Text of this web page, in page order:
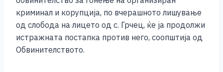
e
b
o
o
e
n
g
er
er s
A
p
l y
Li
n
e
криминал и корупција, по вчерашното лишување
од слобода на лицето од с. Грчец, ќе ја продолжи
истражната постапка против него, соопштија од
Обвинителството.